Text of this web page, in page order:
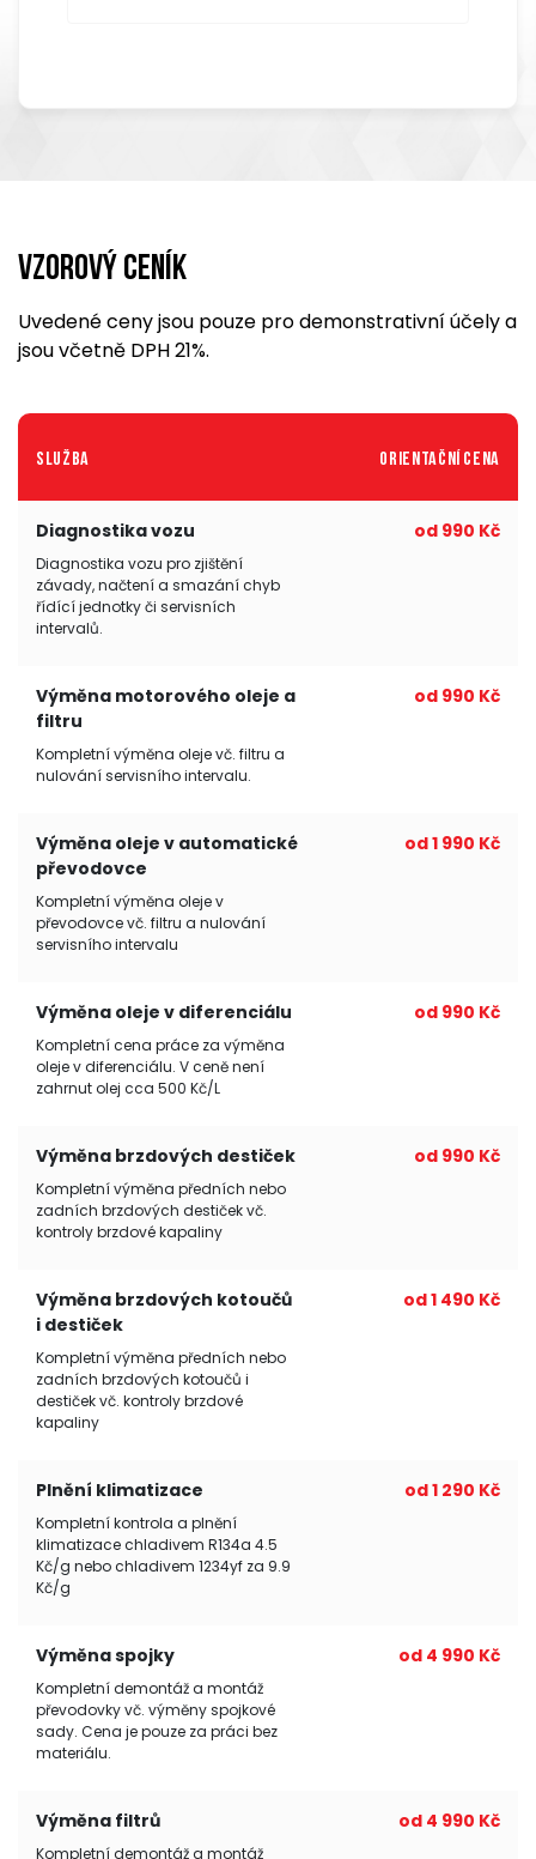
Vzorový ceník
Uvedené ceny jsou pouze pro demonstrativní účely a
jsou včetně DPH 21%.
Služba Orientační cena
Diagnostika vozu
Diagnostika vozu pro zjištění
závady, načtení a smazání chyb
řídící jednotky či servisních
intervalů.
od 990 Kč
Výměna motorového oleje a
filtru
Kompletní výměna oleje vč. filtru a
nulování servisního intervalu.
od 990 Kč
Výměna oleje v automatické
převodovce
Kompletní výměna oleje v
převodovce vč. filtru a nulování
servisního intervalu
od 1 990 Kč
Výměna oleje v diferenciálu
Kompletní cena práce za výměna
oleje v diferenciálu. V ceně není
zahrnut olej cca 500 Kč/L
od 990 Kč
Výměna brzdových destiček
Kompletní výměna předních nebo
zadních brzdových destiček vč.
kontroly brzdové kapaliny
od 990 Kč
Výměna brzdových kotoučů
i destiček
Kompletní výměna předních nebo
zadních brzdových kotoučů i
destiček vč. kontroly brzdové
kapaliny
od 1 490 Kč
Plnění klimatizace
Kompletní kontrola a plnění
klimatizace chladivem R134a 4.5
Kč/g nebo chladivem 1234yf za 9.9
Kč/g
od 1 290 Kč
Výměna spojky
Kompletní demontáž a montáž
převodovky vč. výměny spojkové
sady. Cena je pouze za práci bez
materiálu.
od 4 990 Kč
Výměna filtrů
Kompletní demontáž a montáž
od 4 990 Kč